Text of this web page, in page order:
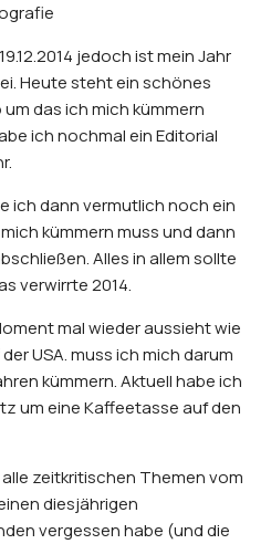
jedoch ist mein Jahr
Heute steht ein schönes
das ich mich kümmern
ich nochmal ein Editorial
ich dann vermutlich noch ein
kümmern muss und dann
Alles in allem sollte
verwirrte 2014.
mal wieder aussieht wie
USA. muss ich mich darum
kümmern. Aktuell habe ich
um eine Kaffeetasse auf den
zeitkritischen Themen vom
diesjährigen
vergessen habe (und die